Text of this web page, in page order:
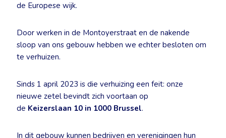
de Europese wijk.
Door werken in de Montoyerstraat en de nakende
sloop van ons gebouw hebben we echter besloten om
te verhuizen.
Sinds 1 april 2023 is die verhuizing een feit: onze
nieuwe zetel bevindt zich voortaan op
de Keizerslaan 10 in 1000 Brussel.
In dit gebouw kunnen bedrijven en verenigingen hun